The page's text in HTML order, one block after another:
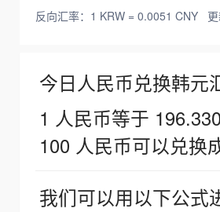
反向汇率：1 KRW = 0.0051 CNY
今日人民币兑换韩元
1 人民币等于
100 人民币可以兑换
我们可以用以下公式